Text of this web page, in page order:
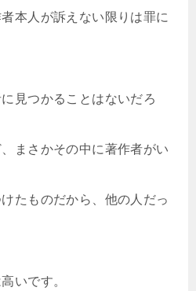
本人が訴えない限りは罪に
見つかることはないだろ
まさかその中に著作者がい
たものだから、他の人だっ
いです。